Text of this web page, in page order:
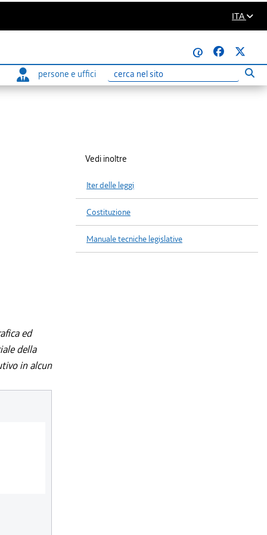
ITA
@
persone e uffici
Ricerca
ed
della
in alcun
Vedi inoltre
Iter delle leggi
Costituzione
Manuale tecniche legislative